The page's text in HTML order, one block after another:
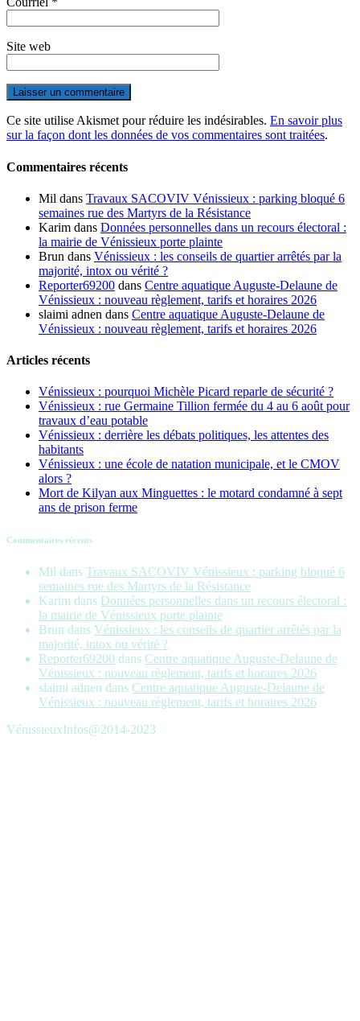
Site web
Ce site utilise Akismet pour réduire les indésirables. En savoir plus
sur la façon dont les données de vos commentaires sont traitées.
Commentaires récents
Mil dans Travaux SACOVIV Vénissieux : parking bloqué 6
semaines rue des Martyrs de la Résistance
Karim dans Données personnelles dans un recours électoral :
la mairie de Vénissieux porte plainte
Brun dans Vénissieux : les conseils de quartier arrêtés par la
majorité, intox ou vérité ?
Reporter69200 dans Centre aquatique Auguste-Delaune de
Vénissieux : nouveau règlement, tarifs et horaires 2026
slaimi adnen dans Centre aquatique Auguste-Delaune de
Vénissieux : nouveau règlement, tarifs et horaires 2026
Articles récents
Vénissieux : pourquoi Michèle Picard reparle de sécurité ?
Vénissieux : rue Germaine Tillion fermée du 4 au 6 août pour
travaux d’eau potable
Vénissieux : derrière les débats politiques, les attentes des
habitants
Vénissieux : une école de natation municipale, et le CMOV
alors ?
Mort de Kilyan aux Minguettes : le motard condamné à sept
ans de prison ferme
Commentaires récents
Mil dans Travaux SACOVIV Vénissieux : parking bloqué 6
semaines rue des Martyrs de la Résistance
Karim dans Données personnelles dans un recours électoral :
la mairie de Vénissieux porte plainte
Brun dans Vénissieux : les conseils de quartier arrêtés par la
majorité, intox ou vérité ?
Reporter69200 dans Centre aquatique Auguste-Delaune de
Vénissieux : nouveau règlement, tarifs et horaires 2026
slaimi adnen dans Centre aquatique Auguste-Delaune de
Vénissieux : nouveau règlement, tarifs et horaires 2026
VénissieuxInfos@2014-2023